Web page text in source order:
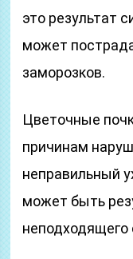
это результат
может
заморозков.
Цветочные
причинам
неправильный
может быть
неподходящего